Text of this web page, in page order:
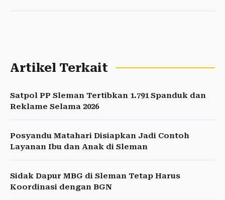
Artikel Terkait
Satpol PP Sleman Tertibkan 1.791 Spanduk dan
Reklame Selama 2026
Posyandu Matahari Disiapkan Jadi Contoh
Layanan Ibu dan Anak di Sleman
Sidak Dapur MBG di Sleman Tetap Harus
Koordinasi dengan BGN